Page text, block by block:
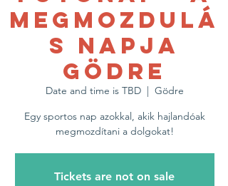
MEGMOZDULÁ
S NAPJA
GÖDRE
Date and time is TBD
  |
Gödre
Egy sportos nap azokkal, akik hajlandóak
megmozdítani a dolgokat!
Tickets are not on sale